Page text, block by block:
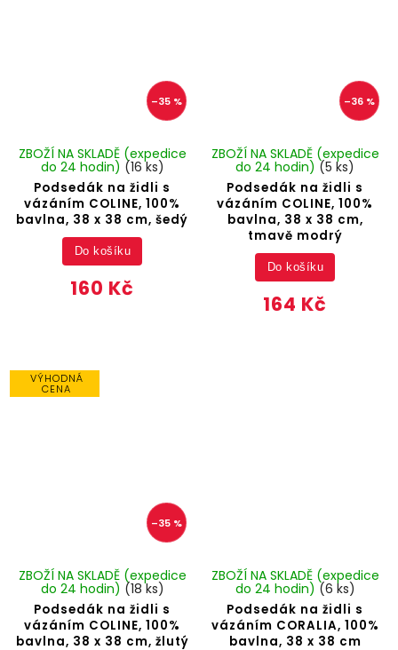
–35 %
Podsedák na židli s
vázáním COLINE, 100%
bavlna, 38 x 38 cm, šedý
ZBOŽÍ NA SKLADĚ (expedice
do 24 hodin) (16 ks)
160 Kč
Do košíku
–36 %
Podsedák na židli s
vázáním COLINE, 100%
bavlna, 38 x 38 cm,
tmavě modrý
ZBOŽÍ NA SKLADĚ (expedice
do 24 hodin) (5 ks)
164 Kč
Do košíku
VÝHODNÁ
CENA
–35 %
Podsedák na židli s
vázáním COLINE, 100%
bavlna, 38 x 38 cm, žlutý
ZBOŽÍ NA SKLADĚ (expedice
do 24 hodin) (18 ks)
Podsedák na židli s
vázáním CORALIA, 100%
bavlna, 38 x 38 cm
ZBOŽÍ NA SKLADĚ (expedice
do 24 hodin) (6 ks)